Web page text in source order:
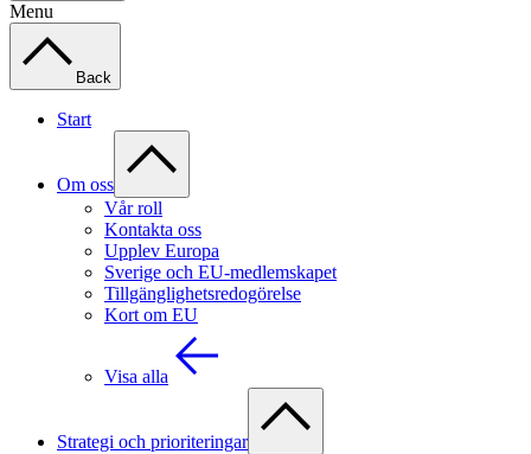
Menu
Back
Start
Om oss
Vår roll
Kontakta oss
Upplev Europa
Sverige och EU-medlemskapet
Tillgänglighetsredogörelse
Kort om EU
Visa alla
Strategi och prioriteringar